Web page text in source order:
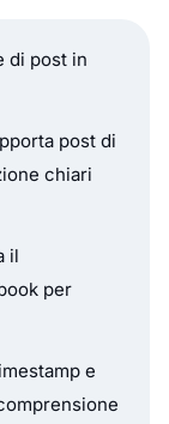
di post in
post di
chiari
il
per
e